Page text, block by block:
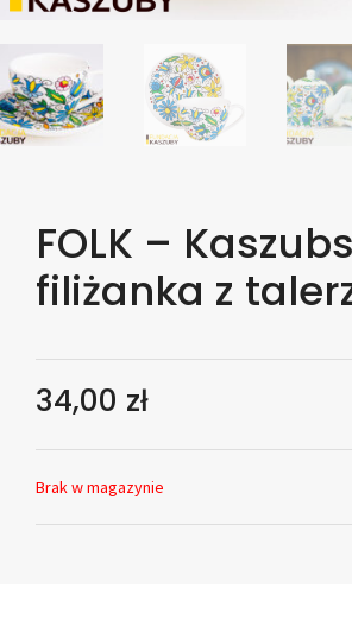
FOLK –
filiżanka z
34,00 zł
Brak w magazynie